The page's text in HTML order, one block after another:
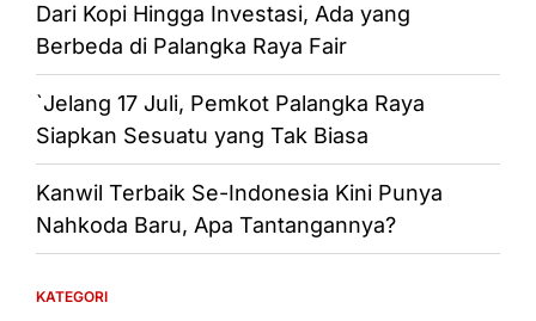
Dari Kopi Hingga Investasi, Ada yang
Berbeda di Palangka Raya Fair
`Jelang 17 Juli, Pemkot Palangka Raya
Siapkan Sesuatu yang Tak Biasa
Kanwil Terbaik Se-Indonesia Kini Punya
Nahkoda Baru, Apa Tantangannya?
KATEGORI